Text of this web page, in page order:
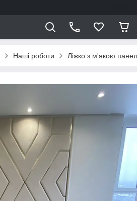
Наші роботи Ліжко з м'якою